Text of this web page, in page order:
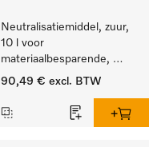
Neutralisatiemiddel, zuur,
10 l voor
materiaalbesparende,
machinale reiniging van
gerei.
90,49 € excl. BTW